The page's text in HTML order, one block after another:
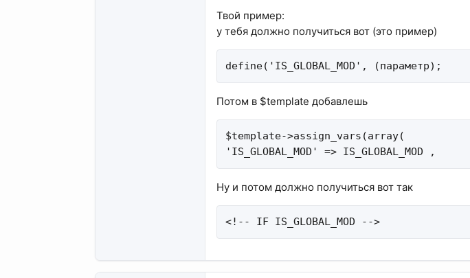
Твой пример:
у тебя должно получиться вот (это пример)
define('IS_GLOBAL_MOD', (параметр);
Потом в $template добавлешь
$template->assign_vars(array(
'IS_GLOBAL_MOD' => IS_GLOBAL_MOD ,
Ну и потом должно получиться вот так
<!-- IF IS_GLOBAL_MOD -->